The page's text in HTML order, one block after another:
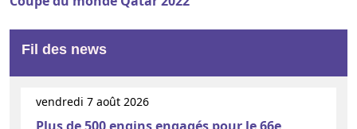
Fil des news
vendredi 7 août 2026